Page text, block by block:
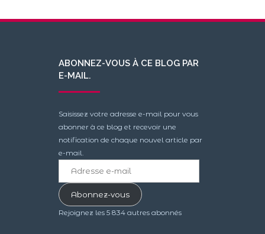
ABONNEZ-VOUS À CE BLOG PAR
E-MAIL.
Saisissez votre adresse e-mail pour vous
abonner à ce blog et recevoir une
notification de chaque nouvel article par
e-mail.
mailAbonnez-vous
Rejoignez les 5 834 autres abonnés